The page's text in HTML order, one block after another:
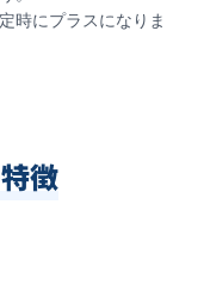
時にプラスになりま
徴